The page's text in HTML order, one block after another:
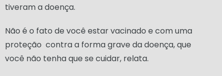
tiveram a doença.
Não é o fato de você estar vacinado e com uma
proteção contra a forma grave da doença, que
você não tenha que se cuidar, relata.